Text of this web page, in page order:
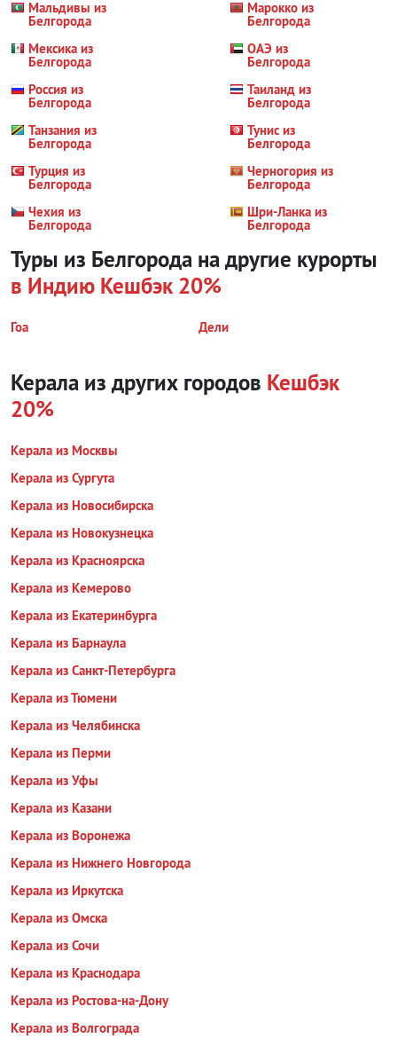
Мальдивы из
Белгорода
Марокко из
Белгорода
Мексика из
Белгорода
ОАЭ из
Белгорода
Россия из
Белгорода
Таиланд из
Белгорода
Танзания из
Белгорода
Тунис из
Белгорода
Турция из
Белгорода
Черногория из
Белгорода
Чехия из
Белгорода
Шри-Ланка из
Белгорода
Туры из Белгорода на другие курорты
в Индию Кешбэк 20%
Гоа Дели
Керала из других городов Кешбэк
20%
Керала из Москвы
Керала из Сургута
Керала из Новосибирска
Керала из Новокузнецка
Керала из Красноярска
Керала из Кемерово
Керала из Екатеринбурга
Керала из Барнаула
Керала из Санкт-Петербурга
Керала из Тюмени
Керала из Челябинска
Керала из Перми
Керала из Уфы
Керала из Казани
Керала из Воронежа
Керала из Нижнего Новгорода
Керала из Иркутска
Керала из Омска
Керала из Сочи
Керала из Краснодара
Керала из Ростова-на-Дону
Керала из Волгограда